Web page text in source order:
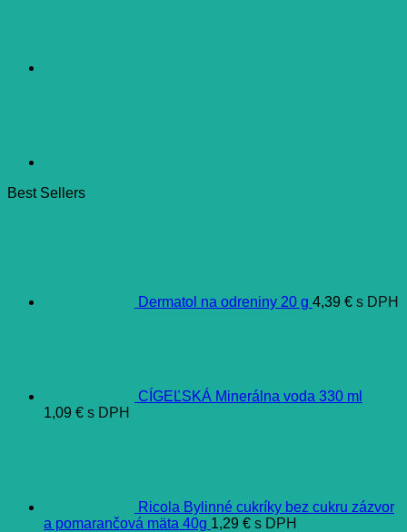
vložky
Best Sellers
Dermatol na odreniny 20 g 4,39 € s DPH
CÍGEĽSKÁ Minerálna voda 330 ml
1,09 € s DPH
Ricola Bylinné cukríky bez cukru zázvor
a pomarančová mäta 40g 1,29 € s DPH